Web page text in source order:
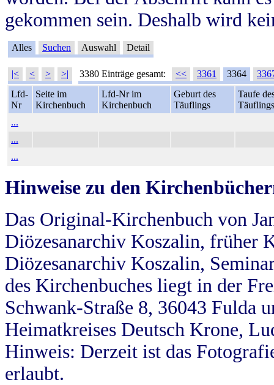
gekommen sein. Deshalb wird
Alles Suchen Auswahl Detail
|< < > >| 3380 Einträge gesamt: << 3361 3364
Lfd-
Nr
Seite im
Kirchenbuch
Lfd-Nr im
Kirchenbuch
Geburt des
Täuflings
Taufe
Täuflings
...
...
...
Hinweise zu den
Das Original-Kirchenbuch von
Diözesanarchiv Koszalin, früher
Diözesanarchiv Koszalin,
des Kirchenbuches liegt in der
Schwank-Straße 8, 36043 Fulda
Heimatkreises Deutsch Krone,
Hinweis: Derzeit ist das
erlaubt.